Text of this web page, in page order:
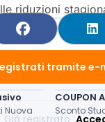
riduzioni
Condividi
Nuova
COUPON
Sconto
tramite e-
Già registrato